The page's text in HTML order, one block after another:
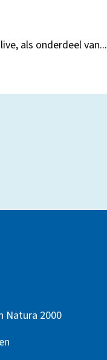
als onderdeel van...
Natura 2000